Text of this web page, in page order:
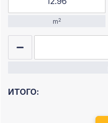
m2
ИТОГО: